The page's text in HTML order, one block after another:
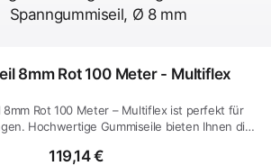
8mm Rot 100 Meter - Multiflex
8mm Rot 100 Meter – Multiflex ist perfekt für
Hochwertige Gummiseile bieten Ihnen die
119,14 €